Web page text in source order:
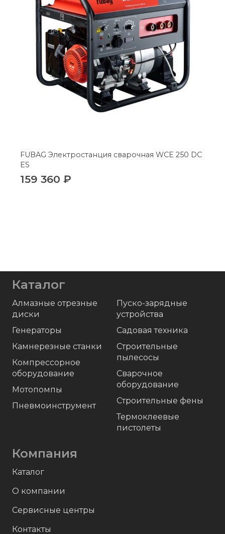
FUBAG Электростанция сварочная WCE 250 DC
ES
159 360 ₽
Каталог
Алмазные отрезные
диски
Генераторы
Камнерезные станки
Компрессорное
оборудование
Мотопомпы
Пневмоинструмент
Пуско-зарядные
устройства
Садовая техника
Строительные
пылесосы
Сварочное
оборудование
Строительные фены
Термоклеевые
пистолеты
Компания
Каталог
О компании
Сервисные центры
Контакты